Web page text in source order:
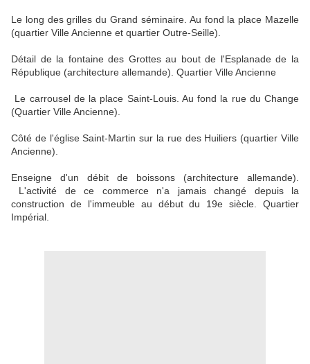
Le long des grilles du Grand séminaire. Au fond la place Mazelle
(quartier Ville Ancienne et quartier Outre-Seille).
Détail de la fontaine des Grottes au bout de l'Esplanade de la
République (architecture allemande). Quartier Ville Ancienne
Le carrousel de la place Saint-Louis. Au fond la rue du Change
(Quartier Ville Ancienne).
Côté de l'église Saint-Martin sur la rue des Huiliers (quartier Ville
Ancienne).
Enseigne d'un débit de boissons (architecture allemande).
L'activité de ce commerce n'a jamais changé depuis la
construction de l'immeuble au début du 19e siècle. Quartier
Impérial.